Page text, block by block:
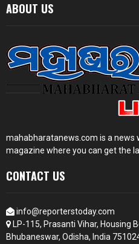
ABOUT US
mahabharatanews.com is a news
magazine where you can get the
CONTACT US
info@reporterstoday.com
LP-115, Prasanti Vihar, Housing
Bhubaneswar, Odisha, India